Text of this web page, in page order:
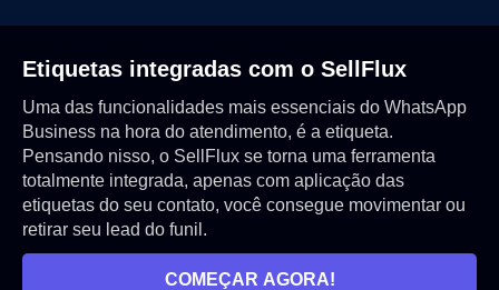
Etiquetas integradas com o SellFlux
Uma das funcionalidades mais essenciais do WhatsApp
Business na hora do atendimento, é a etiqueta.
Pensando nisso, o SellFlux se torna uma ferramenta
totalmente integrada, apenas com aplicação das
etiquetas do seu contato, você consegue movimentar ou
retirar seu lead do funil.
COMEÇAR AGORA!